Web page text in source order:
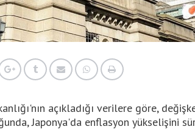
açıkladığı verilere göre,
Japonya'da enflasyon yükselişini